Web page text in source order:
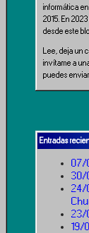
informática
2015. En
desde este
Lee, deja un
invítame a
puedes
Entradas
07/
30/
24/
23/
19/